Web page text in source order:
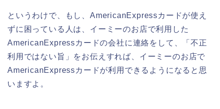
というわけで、もし、AmericanExpressカードが使え
ずに困っている人は、イーミーのお店で利用した
AmericanExpressカードの会社に連絡をして、「不正
利用ではない旨」をお伝えすれば、イーミーのお店で
AmericanExpressカードが利用できるようになると思
いますよ。